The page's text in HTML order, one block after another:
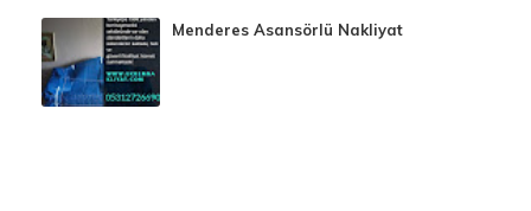
Menderes Asansörlü Nakliyat